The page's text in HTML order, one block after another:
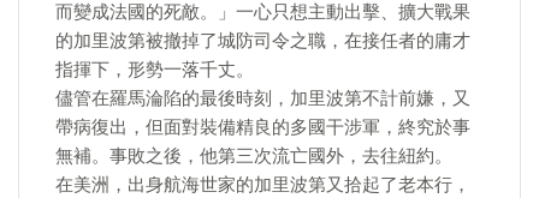
而變成法國的死敵。」一心只想主動出擊、擴大戰果
的加里波第被撤掉了城防司令之職，在接任者的庸才
指揮下，形勢一落千丈。
儘管在羅馬淪陷的最後時刻，加里波第不計前嫌，又
帶病復出，但面對裝備精良的多國干涉軍，終究於事
無補。事敗之後，他第三次流亡國外，去往紐約。
在美洲，出身航海世家的加里波第又拾起了老本行，